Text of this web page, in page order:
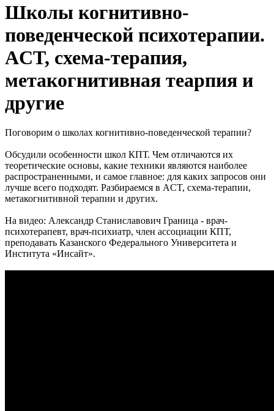
Школы когнитивно-
поведенческой психотерапии.
ACT, схема-терапия,
метакогнитивная теарпия и
другие
Поговорим о школах когнитивно-поведенческой терапии?
Обсудили особенности школ КПТ. Чем отличаются их
теоретические основы, какие техники являются наиболее
распространенными, и самое главное: для каких запросов они
лучше всего подходят. Разбираемся в ACT, схема-терапии,
метакогнитивной терапии и других.
На видео: Александр Станиславович Граница - врач-
психотерапевт, врач-психиатр, член ассоциации КПТ,
преподавать Казанского Федерального Университета и
Института «Инсайт».